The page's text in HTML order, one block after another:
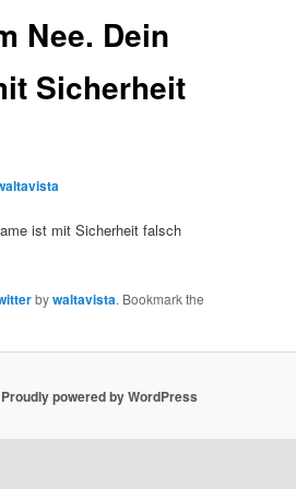
Nee. Dein
Sicherheit
ist mit Sicherheit falsch
bywaltavista. Bookmark the
Proudly powered by WordPress